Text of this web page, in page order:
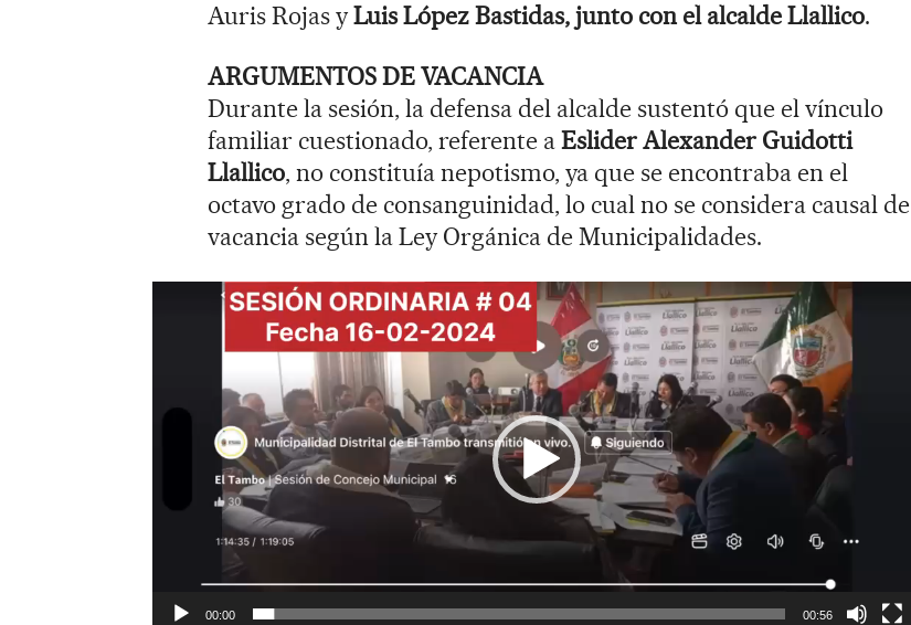
Auris Rojas yLuis López Bastidas, junto con el alcalde Llallico.
ARGUMENTOS DE VACANCIA
Durante la sesión, la defensa del alcalde sustentó que el vínculo
familiar cuestionado, referente aEslider Alexander Guidotti
Llallico, no constituía nepotismo, ya que se encontraba en el
octavo grado de consanguinidad, lo cual no se considera causal de
vacancia según la Ley Orgánica de Municipalidades.
00:00 00:56